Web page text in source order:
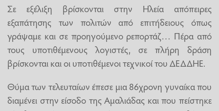
Σε εξέλιξη βρίσκονται στην Ηλεία απόπειρες
εξαπάτησης των πολιτών από επιτήδειους όπως
γράψαμε και σε προηγούμενο ρεπορτάζ… Πέρα από
τους υποτιθέμενους λογιστές, σε πλήρη δράση
βρίσκονται και οι υποτιθέμενοι τεχνικοί του ΔΕΔΔΗΕ.
Θύμα των τελευταίων έπεσε μια 86χρονη γυναίκα που
διαμένει στην είσοδο της Αμαλιάδας και που πείστηκε